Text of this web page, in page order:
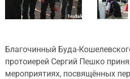
Благочинный Буда-
протоиерей Сергий Пешко
мероприятиях, посвящённых